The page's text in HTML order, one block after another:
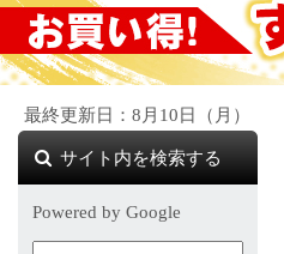
最終更新日：8月10日（月）
サイト内を検索する
Powered by Google